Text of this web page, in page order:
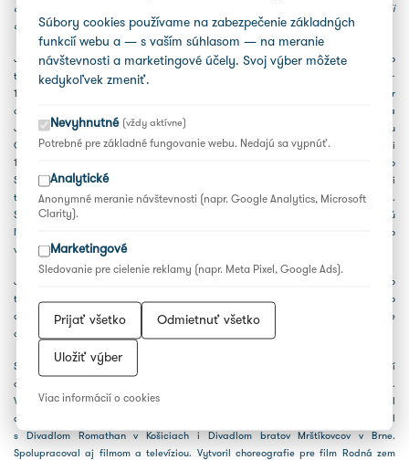
odoženie a na konci smrť utancuje. Tanečník zbadá múzu tanca na vlastné oči
a umiera na krásu.“
Juraj Kubánka patril k najväčším osobnostiam javiskovej choreografie ľudového
tanca na Slovensku. Začínal ako tanečník v Liptovských Sliačoch. V rokoch 1947–
1949 študoval na Lekárskej fakulte Univerzity Komenského v Bratislave. Neskôr
absolvoval štúdium choreografie tanca na VŠMU v Bratislave (1957; pedagógovia
J. Reimoser, I. V. Psota, R. Braun). Ako vysokoškolák založil a viedol skupinu
Odzemkári (1948–1949), ktorá sa stala mužskou tanečnou zložkou Lúčnice. V októbri
1949 prešiel do SĽUK-u. Jeho umelecká dráha bola najdlhšia spojená práve so
SĽUK-om, v ktorom pôsobil ako tanečník, choreograf, neskôr i umelecký vedúci
tanca a režisér až do odchodu dôchodku (1993) a vytvoril preň viac ako 110 diel.
Súčasne v rokoch 1971–1976 pôsobil ako choreograf v Štátnom súbore pre srbskú
ľudovú kultúru (SLA) v nemeckom Bautzene. Súbor Lužických Srbov získal pod jeho
vedením vysokú umeleckú úroveň.
Jeho umelecká tvorba zahŕňa asi 250 tanečných diel. Základné prvky ľudového
tanca spojil s moderným náhľadom na tanec a jeho vyjadrovacie možnosti. Jeho
choreografický rukopis charakterizuje nebývalá priestorová kresba, prehodnotenie
a značná miera štylizácie pôvodného materiálu a bohatosť tanečných motívov.
Spolupracoval aj s Lúčnicou, PUĽS-om, Československým štátnym súborom piesní
a tancov Prahe, s poľským súborom Śląsk (Šlonsk) a nemeckými súbormi.
V Slovenskom národnom divadle v Bratislave a Štátnom divadle v Košiciach bol
choreografom tanečných častí Suchoňovej Krútňavy, choreograficky spolupracoval
s Divadlom Romathan v Košiciach i Divadlom bratov Mrštíkovcov v Brne.
Spolupracoval aj filmom a televíziou. Vytvoril choreografie pre film Rodná zem
Súbory cookies používame na zabezpečenie základných
funkcií webu a — s vaším súhlasom — na meranie
návštevnosti a marketingové účely. Svoj výber môžete
kedykoľvek zmeniť.
Nevyhnutné (vždy aktívne)
Potrebné pre základné fungovanie webu. Nedajú sa vypnúť.
Analytické
Anonymné meranie návštevnosti (napr. Google Analytics, Microsoft
Clarity).
Marketingové
Sledovanie pre cielenie reklamy (napr. Meta Pixel, Google Ads).
Prijať všetko Odmietnuť všetko
Uložiť výber
Viac informácií o cookies